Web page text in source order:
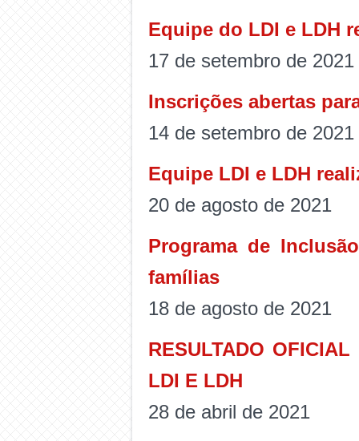
Equipe do LDI e LDH
17 de setembro de 2021
Inscrições abertas
14 de setembro de 2021
Equipe LDI e LDH
20 de agosto de 2021
Programa de
famílias
18 de agosto de 2021
RESULTADO
LDI E LDH
28 de abril de 2021